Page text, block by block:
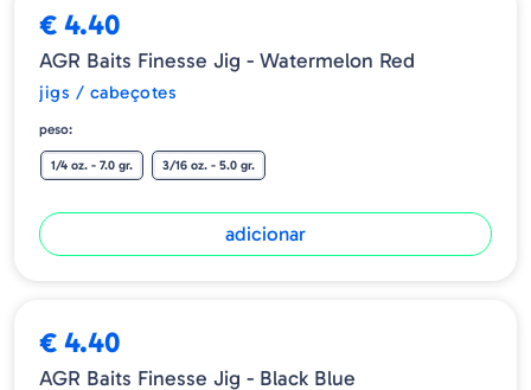
€ 4.40
AGR Baits Finesse Jig - Watermelon Red
jigs / cabeçotes
peso:
1/4 oz. - 7.0 gr. 3/16 oz. - 5.0 gr.
adicionar
€ 4.40
AGR Baits Finesse Jig - Black Blue